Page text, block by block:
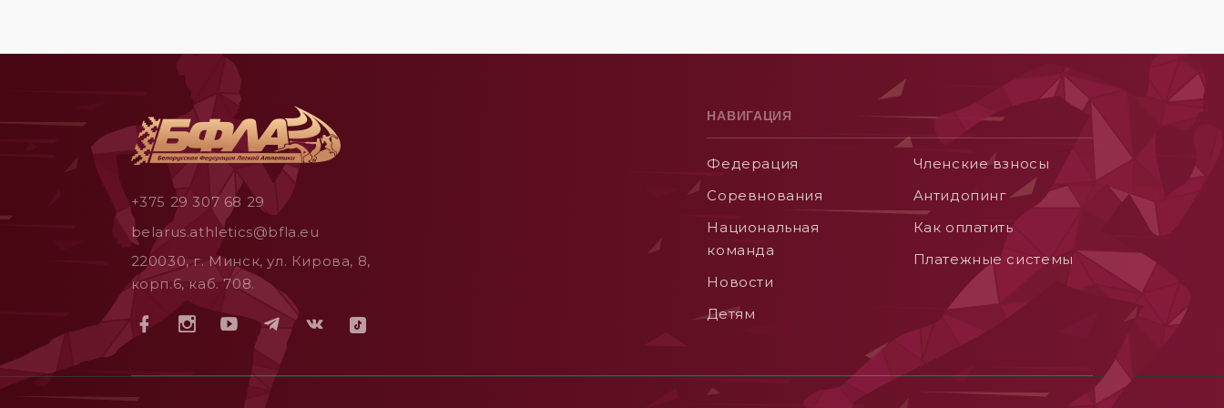
+375 29 307 68 29
belarus.athletics@bfla.eu
220030, г. Минск, ул. Кирова, 8,
корп.6, каб. 708.
НАВИГАЦИЯ
Федерация
Соревнования
Национальная
команда
Новости
Детям
Членские взносы
Aнтидопинг
Как оплатить
Платежные системы